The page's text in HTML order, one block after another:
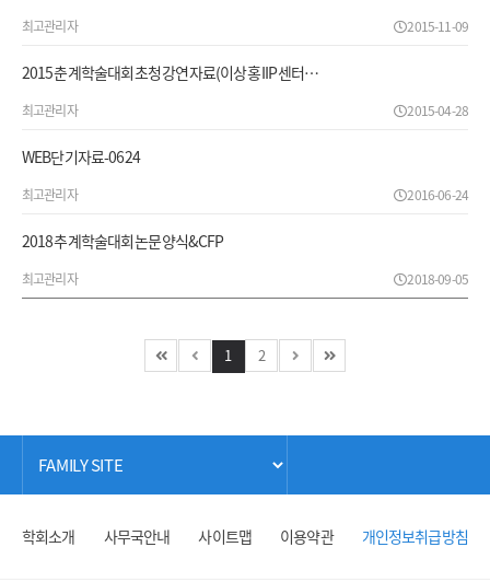
최고관리자 2015-11-09
2015 춘계학술대회 초청강연 자료(이상홍 IIP 센터…
최고관리자 2015-04-28
WEB단기자료-0624
최고관리자 2016-06-24
2018 추계학술대회 논문양식&CFP
최고관리자 2018-09-05
1 2
학회소개 사무국안내 사이트맵 이용약관 개인정보취급방침